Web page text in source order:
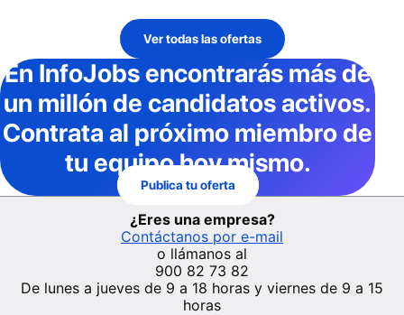
Ver todas las ofertas
En InfoJobsencontrarás más de
un millón de candidatos activos.
Contrata al próximo miembro de
tu equipo hoy mismo.
Publica tu oferta
¿Eres una empresa?
Contáctanos por e-mail
o llámanos al
900 82 73 82
De lunes a jueves de 9 a 18 horas y viernes de 9 a 15
horas